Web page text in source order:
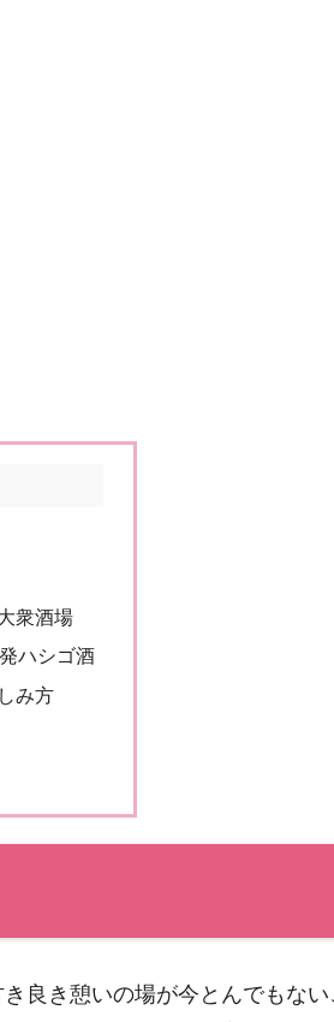
衆酒場
ハシゴ酒
み方
良き憩いの場が今とんでもない